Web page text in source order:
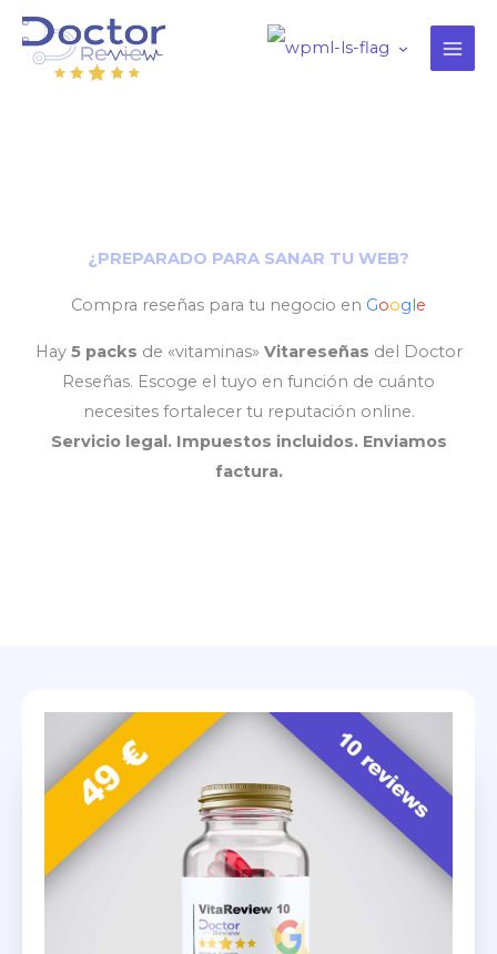
contenido
¿PREPARADO PARA SANAR TU WEB?
Compra reseñas para tu negocio en Google
Hay 5 packs de «vitaminas» Vitareseñas del Doctor
Reseñas. Escoge el tuyo en función de cuánto
necesites fortalecer tu reputación online.
Servicio legal. Impuestos incluidos. Enviamos
factura.